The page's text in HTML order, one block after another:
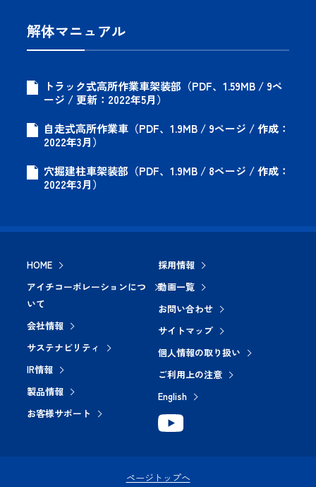
解体マニュアル
トラック式高所作業車架装部（PDF、1.59MB / 9ペ
ージ / 更新：2022年5月）
自走式高所作業車（PDF、1.9MB / 9ページ / 作成：
2022年3月）
穴掘建柱車架装部（PDF、1.9MB / 8ページ / 作成：
2022年3月）
HOME
アイチコーポレーションにつ
いて
会社情報
サステナビリティ
IR情報
製品情報
お客様サポート
採用情報
動画一覧
お問い合わせ
サイトマップ
個人情報の取り扱い
ご利用上の注意
English
ページトップへ